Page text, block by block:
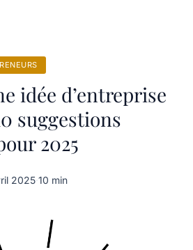
idée d’entreprise
suggestions
2025
2025·10 min